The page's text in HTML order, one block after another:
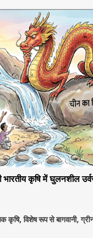
कृषि में घुलनशील
कृषि, विशेष रूप से बागवानी,